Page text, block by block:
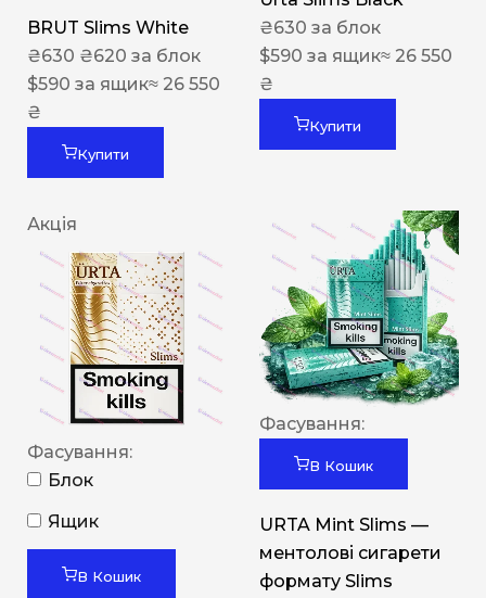
BRUT Slims White
₴630 ₴620 за блок
$590 за ящик≈ 26 550
₴
Купити
₴630 за блок
$590 за ящик≈ 26 550
₴
Купити
Акція
Фасування:
Блок
Ящик
В Кошик
Фасування:
В Кошик
URTA Mint Slims —
ментолові сигарети
формату Slims